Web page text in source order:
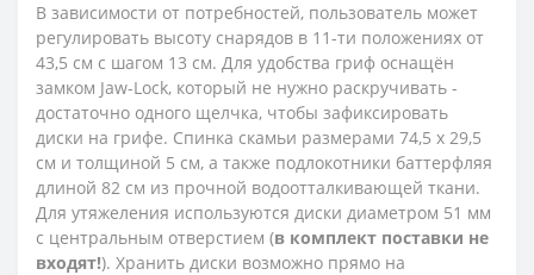
В зависимости от потребностей, пользователь может
регулировать высоту снарядов в 11-ти положениях от
43,5 см с шагом 13 см. Для удобства гриф оснащён
замком Jaw-Lock, который не нужно раскручивать -
достаточно одного щелчка, чтобы зафиксировать
диски на грифе. Спинка скамьи размерами 74,5 х 29,5
см и толщиной 5 см, а также подлокотники баттерфляя
длиной 82 см из прочной водоотталкивающей ткани.
Для утяжеления используются диски диаметром 51 мм
с центральным отверстием (в комплект поставки не
входят!). Хранить диски возможно прямо на